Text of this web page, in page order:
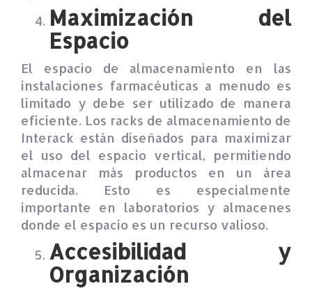
Maximización del
Espacio
El espacio de almacenamiento en las
instalaciones farmacéuticas a menudo es
limitado y debe ser utilizado de manera
eficiente. Los racks de almacenamiento de
Interack están diseñados para maximizar
el uso del espacio vertical, permitiendo
almacenar más productos en un área
reducida. Esto es especialmente
importante en laboratorios y almacenes
donde el espacio es un recurso valioso.
Accesibilidad y
Organización